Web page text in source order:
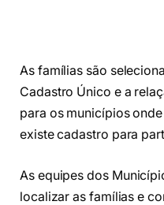
As famílias são
Cadastro Único e a
para os municípios
existe cadastro para
As equipes dos
localizar as famílias e